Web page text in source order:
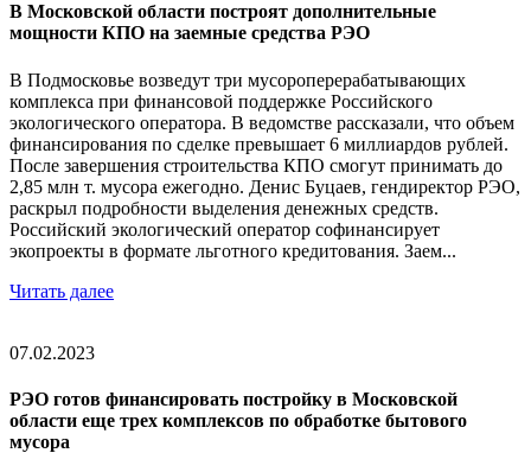
В Московской области построят дополнительные
мощности КПО на заемные средства РЭО
В Подмосковье возведут три мусороперерабатывающих
комплекса при финансовой поддержке Российского
экологического оператора. В ведомстве рассказали, что объем
финансирования по сделке превышает 6 миллиардов рублей.
После завершения строительства КПО смогут принимать до
2,85 млн т. мусора ежегодно. Денис Буцаев, гендиректор РЭО,
раскрыл подробности выделения денежных средств.
Российский экологический оператор софинансирует
экопроекты в формате льготного кредитования. Заем...
Читать далее
07.02.2023
РЭО готов финансировать постройку в Московской
области еще трех комплексов по обработке бытового
мусора